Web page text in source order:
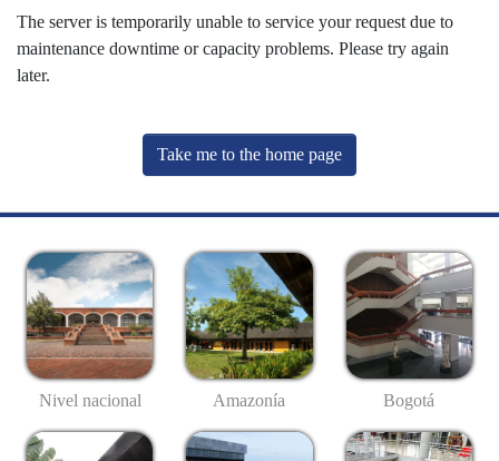
The server is temporarily unable to service your request due to
maintenance downtime or capacity problems. Please try again
later.
Take me to the home page
Nivel nacional Amazonía Bogotá